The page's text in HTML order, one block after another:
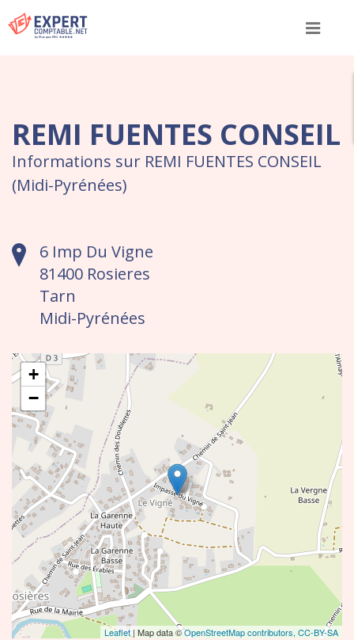
Menu
REMI FUENTES CONSEIL
Informations sur REMI FUENTES CONSEIL
(Midi-Pyrénées)
6 Imp Du Vigne
81400 Rosieres
Tarn
Midi-Pyrénées
+
−
Leaflet | Map data ©OpenStreetMap contributors, CC-BY-SA